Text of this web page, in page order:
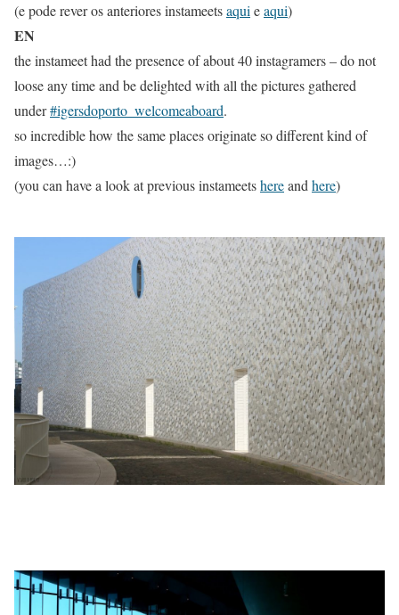
(e pode rever os anteriores instameetsaqui eaqui)
EN
the instameet had the presence of about 40 instagramers – do not
loose any time and be delighted with all the pictures gathered
under#igersdoporto_welcomeaboard.
so incredible how the same places originate so different kind of
images…:)
(you can have a look at previous instameetshereand here)